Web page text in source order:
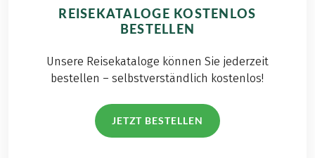
REISEKATALOGE KOSTENLOS
BESTELLEN
Unsere Reisekataloge können Sie jederzeit
bestellen – selbstverständlich kostenlos!
JETZT BESTELLEN